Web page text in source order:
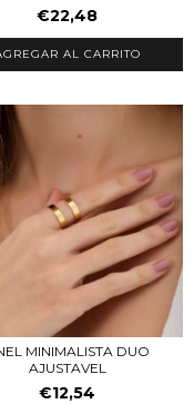
€22,48
AL CARRITO
MINIMALISTA DUO
AJUSTAVEL
€12,54